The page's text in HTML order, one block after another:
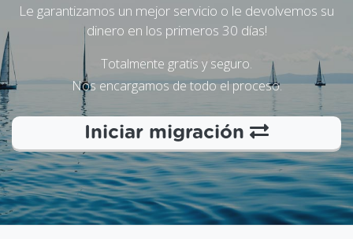
Le garantizamos un mejor servicio o le devolvemos su
dinero en los primeros 30 días!
Totalmente gratis y seguro.
Nos encargamos de todo el proceso.
Iniciar migración